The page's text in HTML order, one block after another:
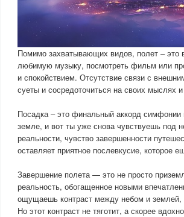
Помимо захватывающих видов, полет – это
любимую музыку, посмотреть фильм или
и спокойствием. Отсутствие связи с
суеты и сосредоточиться на своих мыслях
Посадка – это финальный аккорд
земле, и вот ты уже снова чувствуешь под
реальности, чувство завершенности
оставляет приятное послевкусие, которое
Завершение полета — это не просто
реальность, обогащенное новыми
ощущаешь контраст между небом и землей,
Но этот контраст не тяготит, а скорее